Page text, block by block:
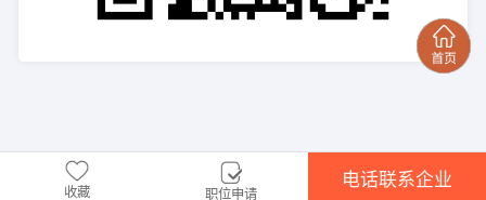
收藏 职位申请
电话联系企业